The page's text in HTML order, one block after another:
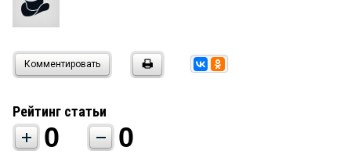
Комментировать
Рейтинг статьи
0 0